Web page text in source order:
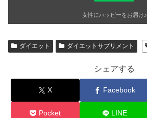
女性にハッピーをお届け♪
ダイエット ダイエットサプリメント
シェアする
X Facebook
Pocket LINE